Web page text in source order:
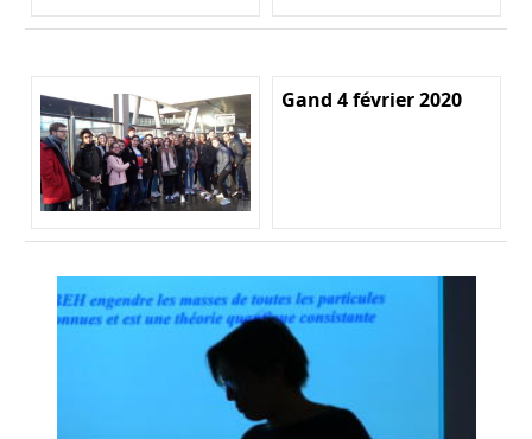
Gand 4 février 2020